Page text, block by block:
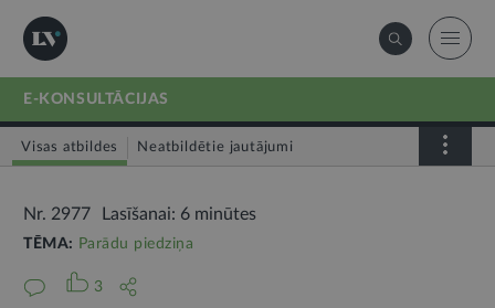
E-KONSULTĀCIJAS
Visas atbildes Neatbildētie jautājumi
Nr. 2977 Lasīšanai: 6 minūtes
TĒMA: Parādu piedziņa
3